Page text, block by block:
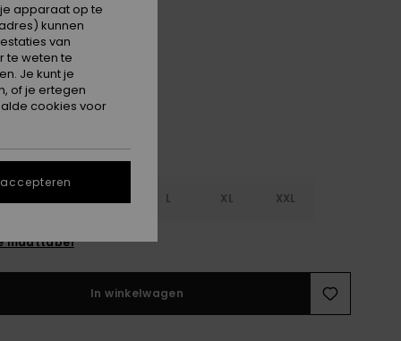
L XL XXL
maattabel
In winkelwagen
apparaat op te
kunnen
van
te weten te
Je kunt je
of je ertegen
cookies voor